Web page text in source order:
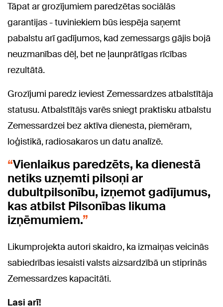
Tāpat ar grozījumiem paredzētas sociālās
garantijas - tuviniekiem būs iespēja saņemt
pabalstu arī gadījumos, kad zemessargs gājis bojā
neuzmanības dēļ, bet ne ļaunprātīgas rīcības
rezultātā.
Grozījumi paredz ieviest Zemessardzes atbalstītāja
statusu. Atbalstītājs varēs sniegt praktisku atbalstu
Zemessardzei bez aktīva dienesta, piemēram,
loģistikā, radiosakaros un datu analīzē.
Vienlaikus paredzēts, ka dienestā
netiks uzņemti pilsoņi ar
dubultpilsonību, izņemot gadījumus,
kas atbilst Pilsonības likuma
izņēmumiem.
Likumprojekta autori skaidro, ka izmaiņas veicinās
sabiedrības iesaisti valsts aizsardzībā un stiprinās
Zemessardzes kapacitāti.
Lasi arī!